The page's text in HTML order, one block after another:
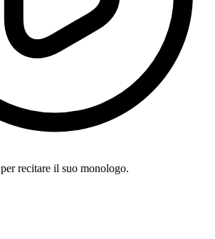
per recitare il suo monologo.